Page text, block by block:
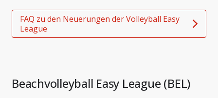
FAQ zu den Neuerungen der Volleyball Easy
League
Beachvolleyball Easy League (BEL)